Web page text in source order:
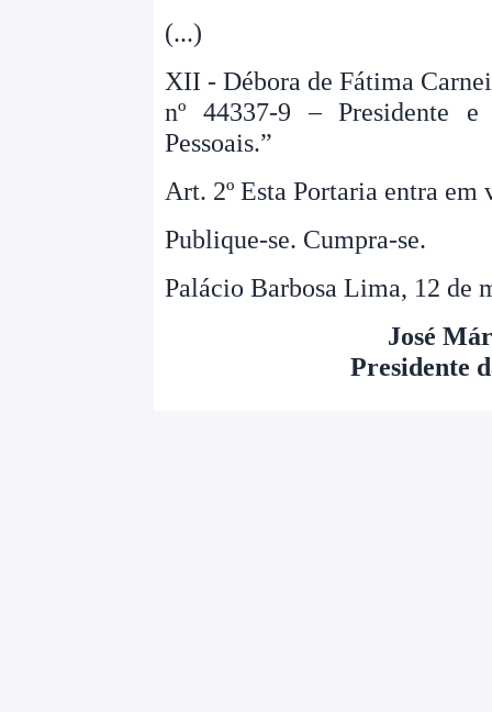
(...)
XII - Débora de Fátima
nº 44337-9 – Presidente e
Pessoais.”
Art. 2º Esta Portaria entra
Publique-se. Cumpra-se.
Palácio Barbosa Lima, 12 de
José
Presidente